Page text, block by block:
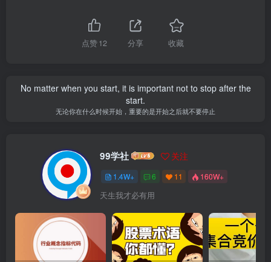
点赞12 分享 收藏
No matter when you start, it is important not to stop after the
start.
无论你在什么时候开始，重要的是开始之后就不要停止
99学社 关注
1.4W+ 6 11 160W+
天生我才必有用